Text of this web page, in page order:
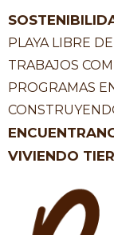
PLAYA LIBRE
TRABAJOS
PROGRAMAS
VIVIENDO